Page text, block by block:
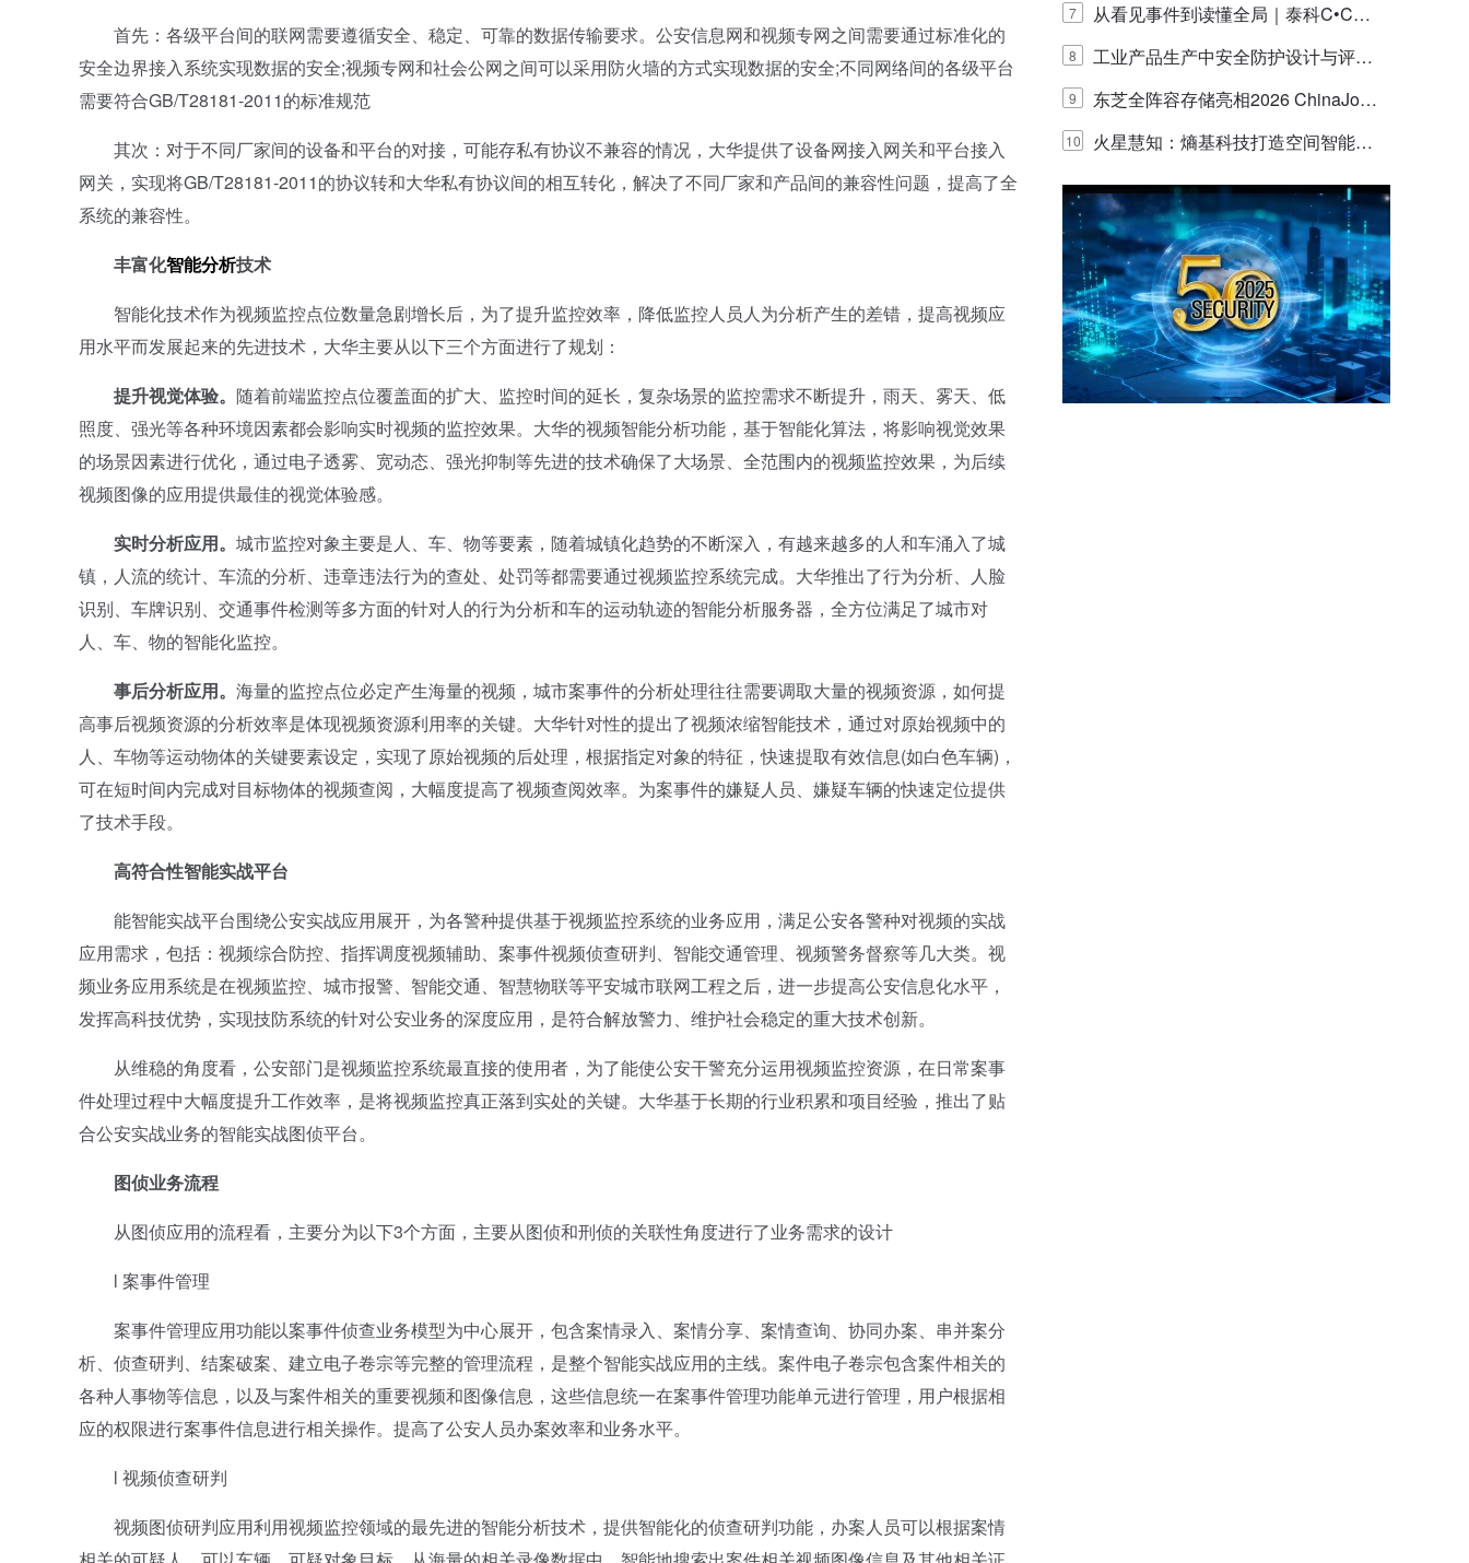
首先：各级平台间的联网需要遵循安全、稳定、可靠的数据传输要求。公安信息网和视频专网之间需要通过标准化的
安全边界接入系统实现数据的安全;视频专网和社会公网之间可以采用防火墙的方式实现数据的安全;不同网络间的各级平台
需要符合GB/T28181-2011的标准规范
其次：对于不同厂家间的设备和平台的对接，可能存私有协议不兼容的情况，大华提供了设备网接入网关和平台接入
网关，实现将GB/T28181-2011的协议转和大华私有协议间的相互转化，解决了不同厂家和产品间的兼容性问题，提高了全
系统的兼容性。
丰富化智能分析技术
智能化技术作为视频监控点位数量急剧增长后，为了提升监控效率，降低监控人员人为分析产生的差错，提高视频应
用水平而发展起来的先进技术，大华主要从以下三个方面进行了规划：
提升视觉体验。 随着前端监控点位覆盖面的扩大、监控时间的延长，复杂场景的监控需求不断提升，雨天、雾天、低
照度、强光等各种环境因素都会影响实时视频的监控效果。大华的视频智能分析功能，基于智能化算法，将影响视觉效果
的场景因素进行优化，通过电子透雾、宽动态、强光抑制等先进的技术确保了大场景、全范围内的视频监控效果，为后续
视频图像的应用提供最佳的视觉体验感。
实时分析应用。 城市监控对象主要是人、车、物等要素，随着城镇化趋势的不断深入，有越来越多的人和车涌入了城
镇，人流的统计、车流的分析、违章违法行为的查处、处罚等都需要通过视频监控系统完成。大华推出了行为分析、人脸
识别、车牌识别、交通事件检测等多方面的针对人的行为分析和车的运动轨迹的智能分析服务器，全方位满足了城市对
人、车、物的智能化监控。
事后分析应用。 海量的监控点位必定产生海量的视频，城市案事件的分析处理往往需要调取大量的视频资源，如何提
高事后视频资源的分析效率是体现视频资源利用率的关键。大华针对性的提出了视频浓缩智能技术，通过对原始视频中的
人、车物等运动物体的关键要素设定，实现了原始视频的后处理，根据指定对象的特征，快速提取有效信息(如白色车辆)，
可在短时间内完成对目标物体的视频查阅，大幅度提高了视频查阅效率。为案事件的嫌疑人员、嫌疑车辆的快速定位提供
了技术手段。
高符合性智能实战平台
能智能实战平台围绕公安实战应用展开，为各警种提供基于视频监控系统的业务应用，满足公安各警种对视频的实战
应用需求，包括：视频综合防控、指挥调度视频辅助、案事件视频侦查研判、智能交通管理、视频警务督察等几大类。视
频业务应用系统是在视频监控、城市报警、智能交通、智慧物联等平安城市联网工程之后，进一步提高公安信息化水平，
发挥高科技优势，实现技防系统的针对公安业务的深度应用，是符合解放警力、维护社会稳定的重大技术创新。
从维稳的角度看，公安部门是视频监控系统最直接的使用者，为了能使公安干警充分运用视频监控资源，在日常案事
件处理过程中大幅度提升工作效率，是将视频监控真正落到实处的关键。大华基于长期的行业积累和项目经验，推出了贴
合公安实战业务的智能实战图侦平台。
图侦业务流程
从图侦应用的流程看，主要分为以下3个方面，主要从图侦和刑侦的关联性角度进行了业务需求的设计
l 案事件管理
案事件管理应用功能以案事件侦查业务模型为中心展开，包含案情录入、案情分享、案情查询、协同办案、串并案分
析、侦查研判、结案破案、建立电子卷宗等完整的管理流程，是整个智能实战应用的主线。案件电子卷宗包含案件相关的
各种人事物等信息，以及与案件相关的重要视频和图像信息，这些信息统一在案事件管理功能单元进行管理，用户根据相
应的权限进行案事件信息进行相关操作。提高了公安人员办案效率和业务水平。
l 视频侦查研判
视频图侦研判应用利用视频监控领域的最先进的智能分析技术，提供智能化的侦查研判功能，办案人员可以根据案情
联安全产品，四层守护更放心！
7
从看见事件到读懂全局｜泰科C•CUR
E IQ 3.20开启安防运营智能新时代
8
工业产品生产中安全防护设计与评估
的实践与探讨
9
东芝全阵容存储亮相2026 ChinaJo
y，以海量数据底座赋能“与AI同游”新
体验
10
火星慧知：熵基科技打造空间智能时
代的认知中枢